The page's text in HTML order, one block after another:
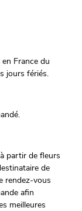
France du
jours fériés.
partir de fleurs
de
rendez-vous
afin
meilleures